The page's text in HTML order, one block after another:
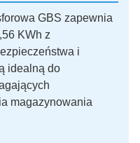
GBS zapewnia
KWh z
i
idealną do
magazynowania